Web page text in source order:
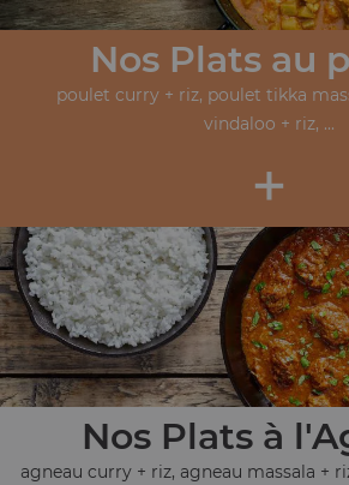
Nos Plats au
poulet curry + riz, poulet tikka
vindaloo + riz, ...
+
Nos Plats à
agneau curry + riz, agneau massala +